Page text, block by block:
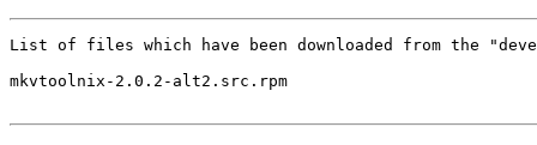
List of files which have been downloaded from the
mkvtoolnix-2.0.2-alt2.src.rpm